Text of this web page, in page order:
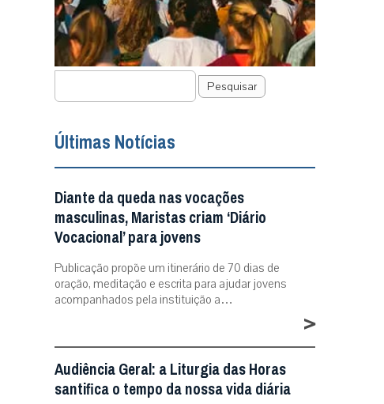
Pesquisar
Últimas Notícias
Diante da queda nas vocações
masculinas, Maristas criam ‘Diário
Vocacional’ para jovens
Publicação propõe um itinerário de 70 dias de
oração, meditação e escrita para ajudar jovens
acompanhados pela instituição a…
>
Audiência Geral: a Liturgia das Horas
santifica o tempo da nossa vida diária